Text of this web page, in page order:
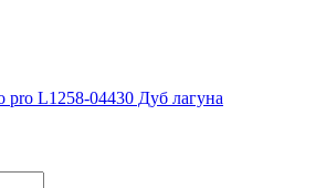
pro L1258-04430 Дуб лагуна